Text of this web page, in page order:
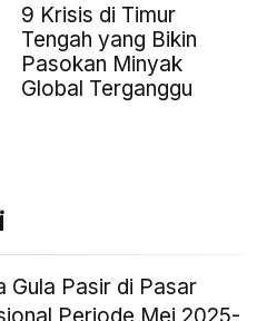
9 Krisis di Timur
Tengah yang Bikin
Pasokan Minyak
Global Terganggu
Gula Pasir di Pasar
Periode Mei 2025-